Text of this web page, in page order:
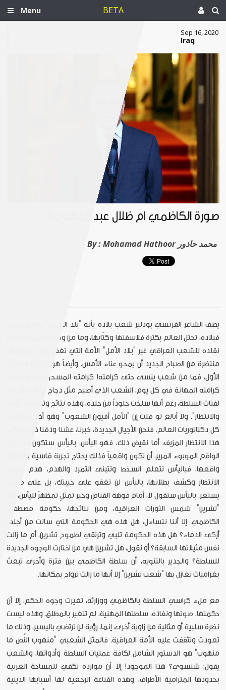
Menu BETA
Sep 16, 2020
Iraq
صورة الكاظمي أم ظلال عبد المهدي؟
By : Mohamad Hathoor محمد حاذور
يصف الشاعر الفرنسي بودلير شعب بلاده بأنه "بلد التفكير" والحق معه،
فبلاده، تحتل العالم بكثرة فلاسفتها وكتّابها، وما من وصف دقيق يمكن أن
نقلده للشعب العراقي غير "بلاد الأمل" الأمة التي تغفو على مصائبها،
منتظرة من الصباح الجديد أن يمحو عناء الأمس. وأيضاً هو شعب النسيان
الأول، فما من شعب ينسى حتى كرامته! كرامته المسحولة والممزقة.
كرامته المهانة في كل يوم، الشعب الذي أصبح مثل دجاج ستالين الجائع
لفتات السلطة، رغم أنها سلخت جلوداً من جلده، وهذه نتائج وتمثلات "الأمل
والانتظار". ولا أبالغ لو قلت إن "الأمل أفيون الشعوب" وهو أكثر فتكاً من
كل دكتاتوريات العالم. فنحن الأجيال الجديدة، خبرنا، عشنا وذقنا كل مصائب
هذا الانتظار المزيف، أما نقيض ذلك، فهو اليأس. باليأس ستكون في لبة
الواقع الموبوء المرير. أن تكون واقعياً فذلك يحتاج تجربة قاسية بقساوة
واقعها، فباليأس تتعلم السخط وتتبنى التمرد والهدم، هدم عقيدة
الانتظار وكشف بطلانها، باليأس لن تغفو على خيبتك، بل على صفيح
يستعر. باليأس ستقول لا، أمام فوهة القناص وخير تمثلٍ تمظهرَ لليأس، هو
"تشرين" شمس الثورات العراقية، ومن نتائجها، حكومة مصطفى
الكاظمي. إلا أننا نتساءل، هل هذه هي الحكومة التي سالت من أجلها
أزكى الدماء؟ هل هذه الحكومة تلبي وترتقي لطموح تشرين، أم ما زالت
نفس مثيلاتها السابقة؟ أو نقول، هل تشرين هي من اختارت الوجوه الجديدة
للسلطة؟ والجدير بالتنويه، أن سلطة الكاظمي بين فترة وأخرى تبعث
بغراميات تغازل بها "شعب تشرين" إلا أنها ما زالت ترواح بمكانها.
مع ملء كراسي السلطة بالكاظمي ووزارئه، تغيرت وجوه الحكم، إلا أن
حكمتها، صوتها ونفاذه، سلطتها المهنية، لم تتغير بالمطلق. وهذه ليست
نظرة سلبية أو مثالية من زاوية أخرى، إنما، رؤية لن ترتضي باليسير، وذلك ما
تعودت وتثقفت عليه الأمة العراقية. فالمثل الشعبي "منهوب النِّص ما
منهوب" هو الدستور الشامل لكافة عمليات السلطة وأدواتها، والشعب
يقول: شنسوي؟ هذا الموجود! إلا أن موارده تكفي للمساحة العربية
بحدودها المترامية الأطراف، وهذه القناعة الرجعية لها أسبابها الدينية